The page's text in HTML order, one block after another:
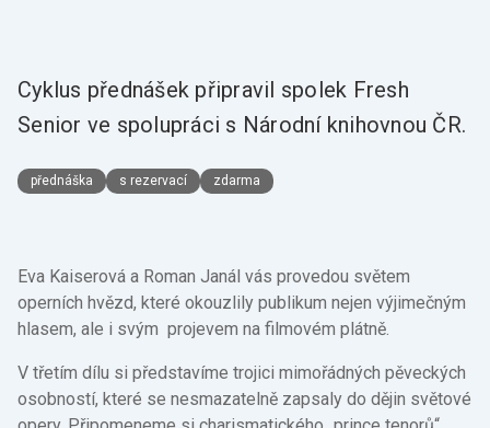
Cyklus přednášek připravil spolek Fresh
Senior ve spolupráci s Národní knihovnou ČR.
přednáška s rezervací zdarma
Eva Kaiserová a Roman Janál vás provedou světem
operních hvězd, které okouzlily publikum nejen výjimečným
hlasem, ale i svým projevem na filmovém plátně.
V třetím dílu si představíme trojici mimořádných pěveckých
osobností, které se nesmazatelně zapsaly do dějin světové